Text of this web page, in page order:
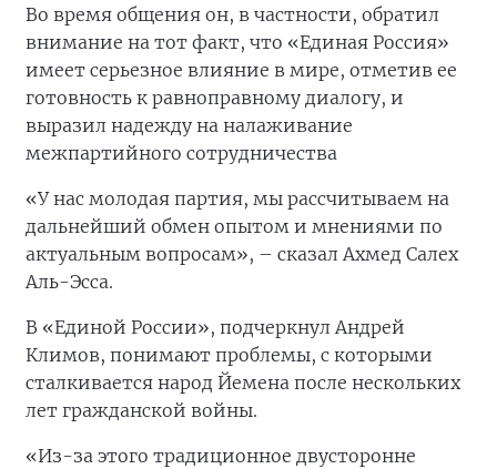
Во время общения он, в частности, обратил
внимание на тот факт, что «Единая Россия»
имеет серьезное влияние в мире, отметив ее
готовность к равноправному диалогу, и
выразил надежду на налаживание
межпартийного сотрудничества
«У нас молодая партия, мы рассчитываем на
дальнейший обмен опытом и мнениями по
актуальным вопросам», – сказал Ахмед Салех
Аль-Эсса.
В «Единой России», подчеркнул Андрей
Климов, понимают проблемы, с которыми
сталкивается народ Йемена после нескольких
лет гражданской войны.
«Из-за этого традиционное двусторонне